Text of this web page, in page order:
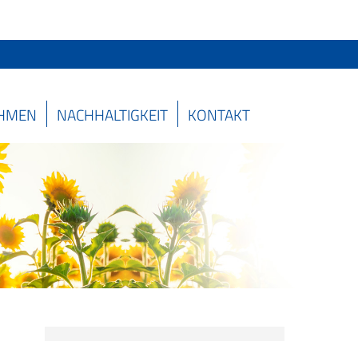
NACHHALTIGKEIT KONTAKT